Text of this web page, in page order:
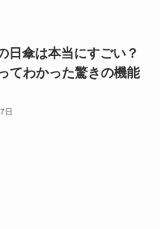
日傘は本当にすごい？
てわかった驚きの機能
日